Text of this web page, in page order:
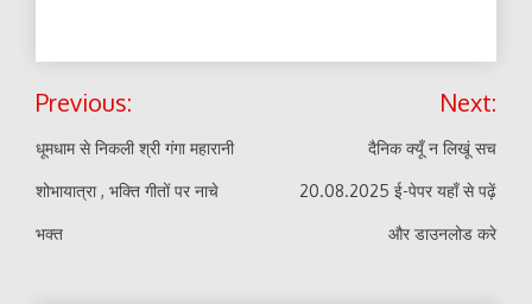
Post
navigation
Previous:
धूमधाम से निकली श्री गंगा महारानी
शोभायात्रा , भक्ति गीतों पर नाचे
भक्त
Next:
दैनिक क्यूँ न लिखूं सच
20.08.2025 ई-पेपर यहाँ से पढ़ें
और डाउनलोड करे